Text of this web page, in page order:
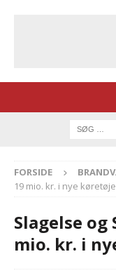
FORSIDE
19 mio. kr. i nye
Slagelse
mio. kr. i